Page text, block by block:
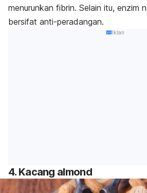
menurunkan fibrin. Selain itu, enzim
bersifat anti-peradangan.
Iklan
4. Kacang almond